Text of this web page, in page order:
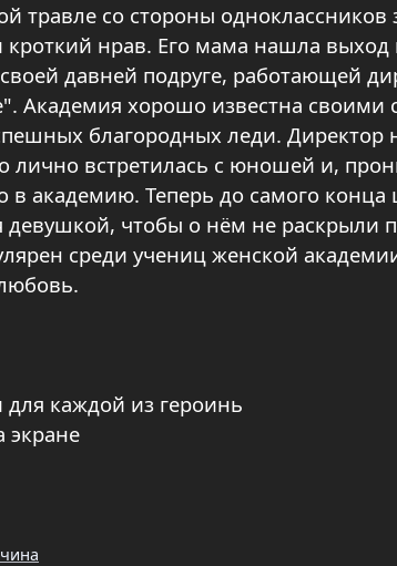
травле со стороны одноклассников
нрав. Его мама нашла выход
давней подруге, работающей
Академия хорошо известна своими
благородных леди. Директор
лично встретилась с юношей и,
в академию. Теперь до самого
девушкой, чтобы о нём не раскрыли
среди учениц женской
каждой из героинь
экране